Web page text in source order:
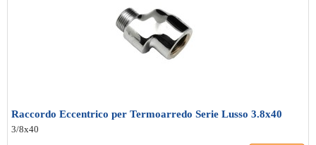
Raccordo Eccentrico per Termoarredo Serie Lusso 3.8x40
3/8x40